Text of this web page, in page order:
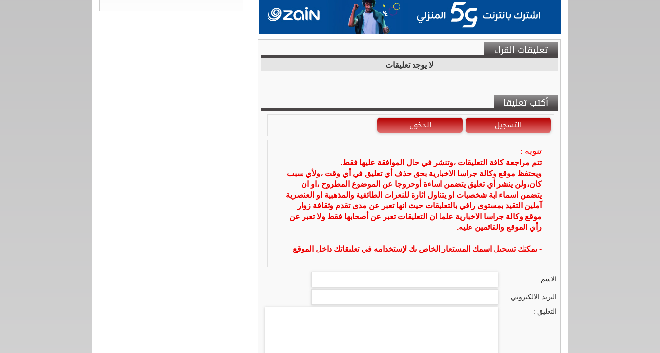
تعليقات القراء
لا يوجد تعليقات
أكتب تعليقا
التسجيل الدخول
تنويه :
تتم مراجعة كافة التعليقات ،وتنشر في حال الموافقة عليها فقط.
ويحتفظ موقع وكالة جراسا الاخبارية بحق حذف أي تعليق في أي وقت ،ولأي سبب
كان،ولن ينشر أي تعليق يتضمن اساءة أوخروجا عن الموضوع المطروح ،او ان
يتضمن اسماء اية شخصيات او يتناول اثارة للنعرات الطائفية والمذهبية او العنصرية
آملين التقيد بمستوى راقي بالتعليقات حيث انها تعبر عن مدى تقدم وثقافة زوار
موقع وكالة جراسا الاخبارية علما ان التعليقات تعبر عن أصحابها فقط ولا تعبر عن
رأي الموقع والقائمين عليه.
- يمكنك تسجيل اسمك المستعار الخاص بك لإستخدامه في تعليقاتك داخل الموقع
الاسم :
البريد الالكتروني :
التعليق :